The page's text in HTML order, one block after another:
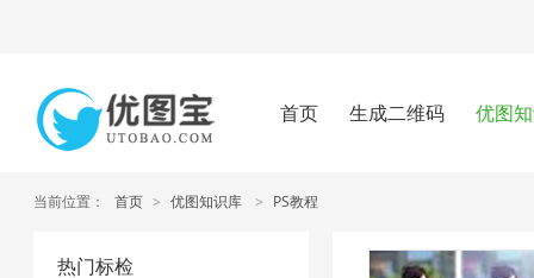
首页 生成二维码 优图
当前位置： 首页 > 优图知识库 > PS教程
热门标检